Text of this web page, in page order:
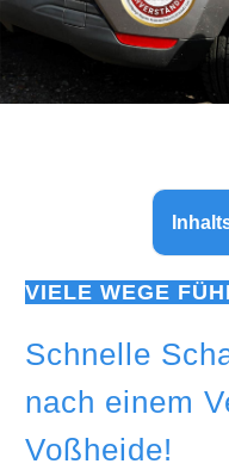
VIELE WEGE
Schnelle
nach einem
Voßheide!